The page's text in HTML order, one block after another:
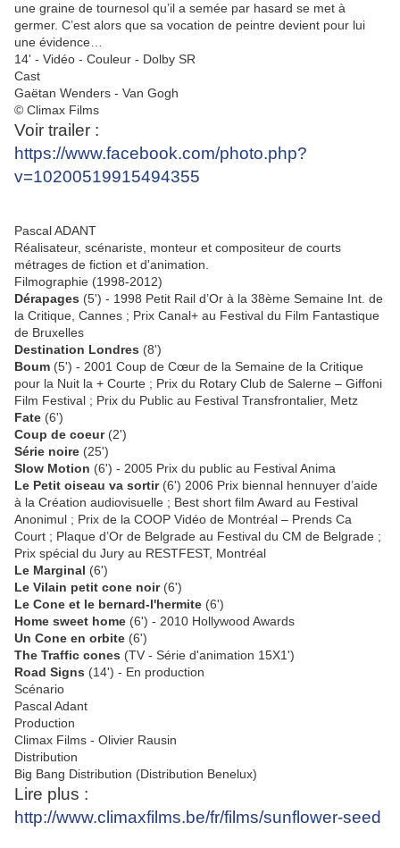
une graine de tournesol qu’il a semée par hasard se met à
germer. C’est alors que sa vocation de peintre devient pour lui
une évidence…
14' - Vidéo - Couleur - Dolby SR
Cast
Gaëtan Wenders - Van Gogh
© Climax Films
Voir trailer :
https://www.facebook.com/photo.php?
v=10200519915494355
Pascal ADANT
Réalisateur, scénariste, monteur et compositeur de courts
métrages de fiction et d'animation.
Filmographie (1998-2012)
Dérapages (5') - 1998 Petit Rail d’Or à la 38ème Semaine Int. de
la Critique, Cannes ; Prix Canal+ au Festival du Film Fantastique
de Bruxelles
Destination Londres (8')
Boum (5') - 2001 Coup de Cœur de la Semaine de la Critique
pour la Nuit la + Courte ; Prix du Rotary Club de Salerne – Giffoni
Film Festival ; Prix du Public au Festival Transfrontalier, Metz
Fate (6')
Coup de coeur(2')
Série noire (25')
Slow Motion (6') - 2005 Prix du public au Festival Anima
Le Petit oiseau va sortir(6') 2006 Prix biennal hennuyer d’aide
à la Création audiovisuelle ; Best short film Award au Festival
Anonimul ; Prix de la COOP Vidéo de Montréal – Prends Ca
Court ; Plaque d’Or de Belgrade au Festival du CM de Belgrade ;
Prix spécial du Jury au RESTFEST, Montréal
Le Marginal (6')
Le Vilain petit cone noir(6')
Le Cone et le bernard-l'hermite (6')
Home sweet home (6') - 2010 Hollywood Awards
Un Cone en orbite (6')
The Traffic cones (TV - Série d'animation 15X1')
Road Signs (14') - En production
Scénario
Pascal Adant
Production
Climax Films - Olivier Rausin
Distribution
Big Bang Distribution (Distribution Benelux)
Lire plus :
http://www.climaxfilms.be/fr/films/sunflower-seed